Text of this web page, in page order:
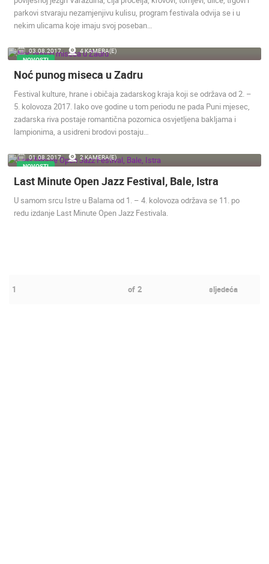
parkovi stvaraju nezamjenjivu kulisu, program festivala odvija se i u
nekim ulicama koje imaju svoj poseban…
03.08.2017.
4 KAMERA(E)
NOVOSTI
Noć punog miseca u Zadru
Festival kulture, hrane i običaja zadarskog kraja koji se održava od 2. –
5. kolovoza 2017. Iako ove godine u tom periodu ne pada Puni mjesec,
zadarska riva postaje romantična pozornica osvjetljena bakljama i
lampionima, a usidreni brodovi postaju…
01.08.2017.
2 KAMERA(E)
NOVOSTI
Last Minute Open Jazz Festival, Bale, Istra
U samom srcu Istre u Balama od 1. – 4. kolovoza održava se 11. po
redu izdanje Last Minute Open Jazz Festivala.
1 of 2 sljedeća